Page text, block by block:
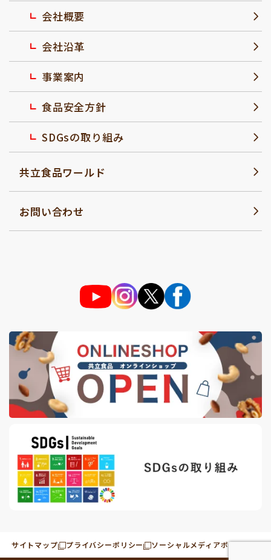
会社概要
会社沿革
事業案内
食品安全方針
SDGsの取り組み
共立食品ワールド
お問い合わせ
サイトマップ プライバシーポリシー ソーシャルメディアポリシー